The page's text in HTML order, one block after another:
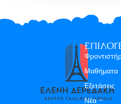
Μαθήματα
Εξετάσεις
Νέα –